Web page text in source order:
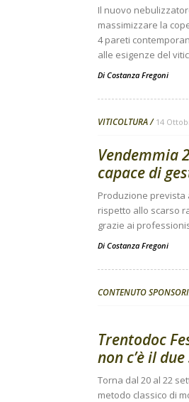
Il nuovo
massimizzare la
4 pareti
alle esigenze del
Di Costanza Fregoni
VITICOLTURA 14
Vendemmia
capace di
Produzione prevista
rispetto allo scarso
grazie ai
Di Costanza Fregoni
CONTENUTO
Trentodoc
non c’è il
Torna dal 20 al 22
metodo classico di